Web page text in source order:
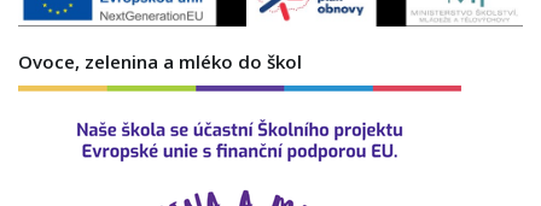
Ovoce, zelenina a mléko do škol